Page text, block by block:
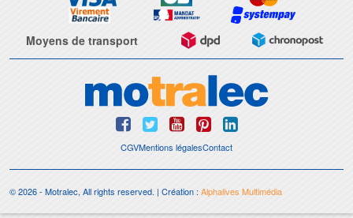
Moyens de transport
CGVMentions légalesContact
© 2026 - Motralec, All rights reserved. | Création :Alphalives Multimédia